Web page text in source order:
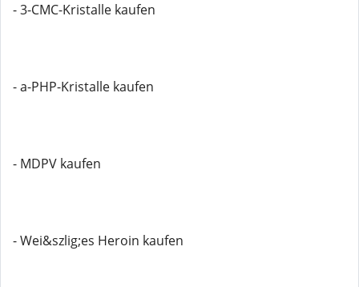
- 3-CMC-Kristalle kaufen
- a-PHP-Kristalle kaufen
- MDPV kaufen
- Wei&szlig;es Heroin kaufen